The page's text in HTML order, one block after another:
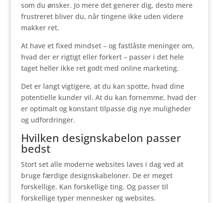
som du ønsker. Jo mere det generer dig, desto mere
frustreret bliver du, når tingene ikke uden videre
makker ret.
At have et fixed mindset – og fastlåste meninger om,
hvad der er rigtigt eller forkert – passer i det hele
taget heller ikke ret godt med online marketing.
Det er langt vigtigere, at du kan spotte, hvad dine
potentielle kunder vil. At du kan fornemme, hvad der
er optimalt og konstant tilpasse dig nye muligheder
og udfordringer.
Hvilken designskabelon passer
bedst
Stort set alle moderne websites laves i dag ved at
bruge færdige designskabeloner. De er meget
forskellige. Kan forskellige ting. Og passer til
forskellige typer mennesker og websites.